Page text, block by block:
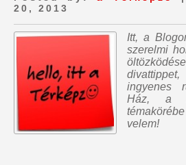
20, 2013
Itt, a
szerelmi
ingyenes
Ház, a
velem!